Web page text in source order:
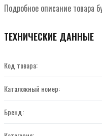
Подробное описание товара
ТЕХНИЧЕСКИЕ ДАННЫЕ
Код товара:
Каталожный номер:
Бренд: